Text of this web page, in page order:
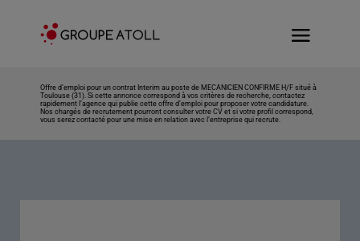
Offre d’emploi pour un contrat Interim au poste de MECANICIEN CONFIRME H/F situé à
Toulouse (31). Si cette annonce correspond à vos critères de recherche, contactez
rapidement l’agence qui publie cette offre d’emploi pour proposer votre candidature.
Nos chargés de recrutement pourront consulter votre CV et si votre profil correspond,
vous serez contacté pour une mise en relation avec l’entreprise qui recrute.